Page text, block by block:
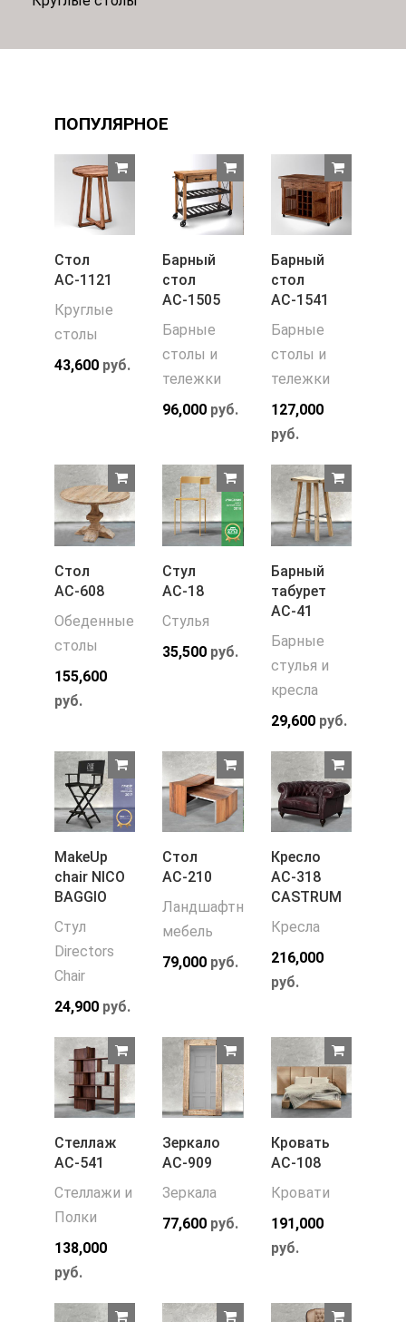
ПОПУЛЯРНОЕ
Стол
АС-1121
Круглые
столы
43,600 руб.
Барный
стол
АС-1505
Барные
столы и
тележки
96,000 руб.
Барный
стол
АС-1541
Барные
столы и
тележки
127,000
руб.
Стол
АС-608
Обеденные
столы
155,600
руб.
Стул
АС-18
Стулья
35,500 руб.
Барный
табурет
АС-41
Барные
стулья и
кресла
29,600руб.
MakeUp
chair NICO
BAGGIO
Стул
Directors
Chair
24,900 руб.
Стол
АС-210
Ландшафтная
мебель
79,000 руб.
Кресло
АС-318
CASTRUM
Кресла
216,000
руб.
Стеллаж
АС-541
Стеллажи и
Полки
138,000
руб.
Зеркало
АС-909
Зеркала
77,600 руб.
Кровать
АС-108
Кровати
191,000
руб.